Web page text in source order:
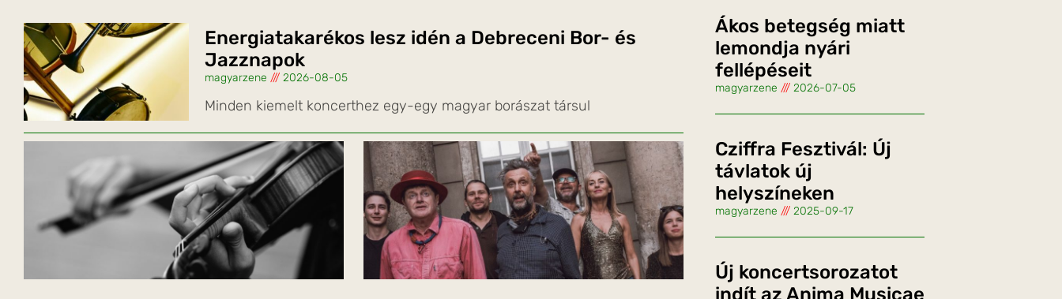
Energiatakarékos lesz idén a Debreceni Bor- és
Jazznapok
magyarzene 2026-08-05
Minden kiemelt koncerthez egy-egy magyar borászat társul
Ákos betegség miatt
lemondja nyári
fellépéseit
magyarzene 2026-07-05
Cziffra Fesztivál: Új
távlatok új
helyszíneken
magyarzene 2025-09-17
Új koncertsorozatot